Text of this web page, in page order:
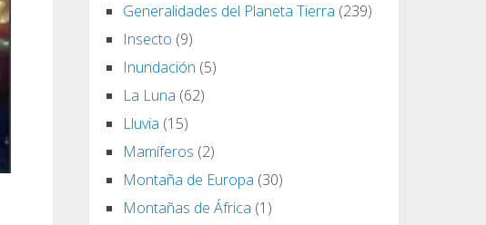
Generalidades del Planeta Tierra (239)
Insecto (9)
Inundación (5)
La Luna (62)
Lluvia (15)
Mamíferos (2)
Montaña de Europa (30)
Montañas de África (1)